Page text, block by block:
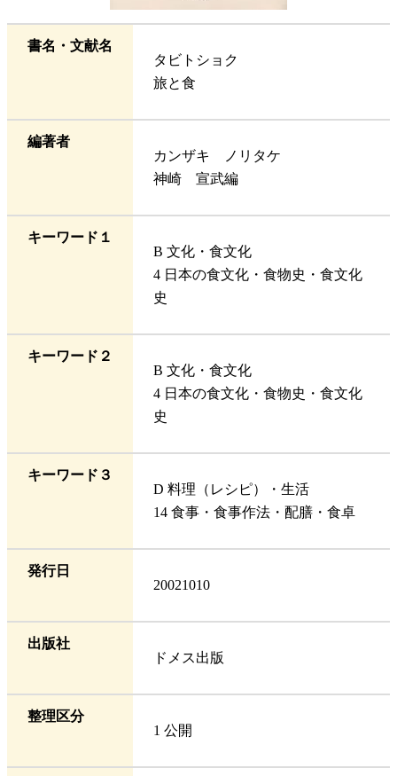
書名・文献名
タビトショク
旅と食
編著者
カンザキ ノリタケ
神崎 宣武編
キーワード１
B 文化・食文化
4 日本の食文化・食物史・食文化
史
キーワード２
B 文化・食文化
4 日本の食文化・食物史・食文化
史
キーワード３
D 料理（レシピ）・生活
14 食事・食事作法・配膳・食卓
発行日
20021010
出版社
ドメス出版
整理区分
1 公開